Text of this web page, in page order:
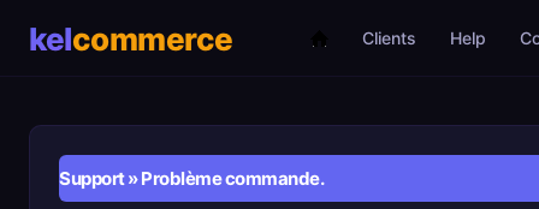
Clients Help
Support» Problème commande.